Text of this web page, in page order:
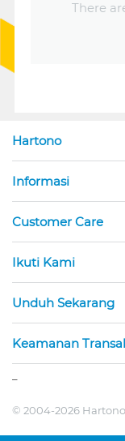
There
Hartono
Informasi
Customer Care
Ikuti Kami
Unduh Sekarang
Keamanan
© 2004-2026